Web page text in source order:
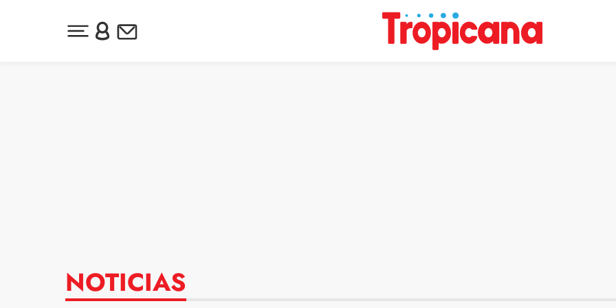
Desplegar menú principal
Inicia sesión o regístrate
Newsletter
NOTICIAS